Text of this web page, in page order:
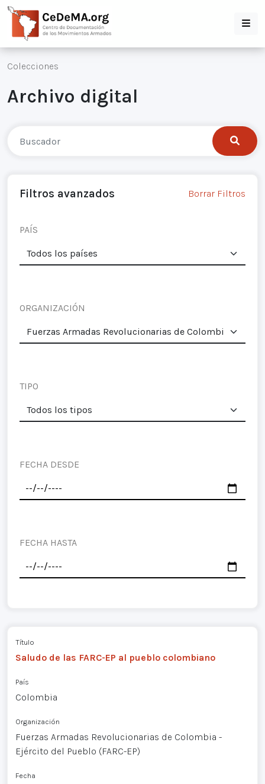
Colecciones
Archivo digital
Filtros avanzados Borrar Filtros
PAÍS
ORGANIZACIÓN
TIPO
FECHA DESDE
FECHA HASTA
Título
Saludo de las FARC-EP al pueblo colombiano
País
Colombia
Organización
Fuerzas Armadas Revolucionarias de Colombia -
Ejército del Pueblo (FARC-EP)
Fecha